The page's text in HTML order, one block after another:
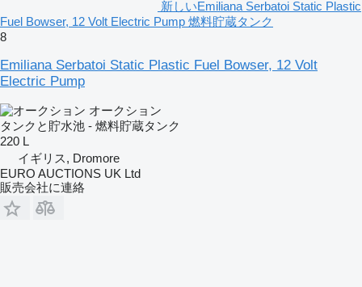
新しいEmiliana Serbatoi Static Plastic
Fuel Bowser, 12 Volt Electric Pump 燃料貯蔵タンク
8
Emiliana Serbatoi Static Plastic Fuel Bowser, 12 Volt
Electric Pump
オークション
タンクと貯水池 - 燃料貯蔵タンク
220 L
イギリス, Dromore
EURO AUCTIONS UK Ltd
販売会社に連絡